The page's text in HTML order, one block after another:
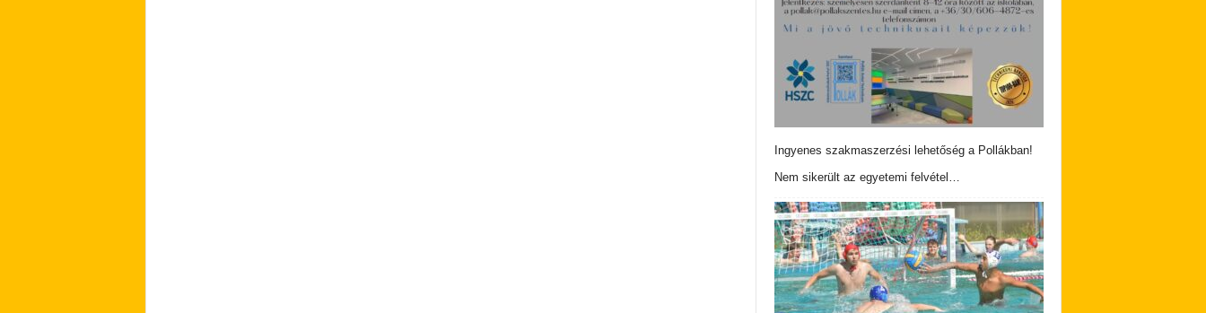
Ingyenes szakmaszerzési lehetőség a Pollákban!
Nem sikerült az egyetemi felvétel…